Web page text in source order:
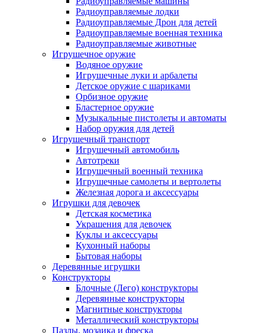
Радиоуправляемые лодки
Радиоуправляемые Дрон для детей
Радиоуправляемые военная техника
Радиоуправляемые животные
Игрушечное оружие
Водяное оружие
Игрушечные луки и арбалеты
Детское оружие с шариками
Орбизное оружие
Бластерное оружие
Музыкальные пистолеты и автоматы
Набор оружия для детей
Игрушечный транспорт
Игрушечный автомобиль
Aвтотреки
Игрушечный военный техника
Игрушечные самолеты и вертолеты
Железная дорога и аксессуары
Игрушки для девочек
Детская косметика
Украшения для девочек
Куклы и аксессуары
Кухонный наборы
Бытовая наборы
Деревянные игрушки
Конструкторы
Блочные (Лего) конструкторы
Деревянные конструкторы
Магнитные конструкторы
Металлический конструкторы
Пазлы, мозаика и фреска